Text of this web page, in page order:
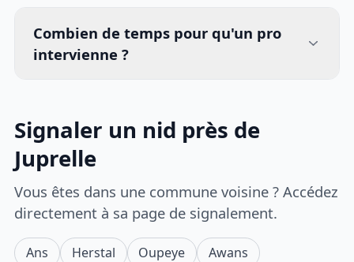
Combien de temps pour qu'un pro
intervienne ?
Signaler un nid près de
Juprelle
Vous êtes dans une commune voisine ? Accédez
directement à sa page de signalement.
Ans Herstal Oupeye
Awans